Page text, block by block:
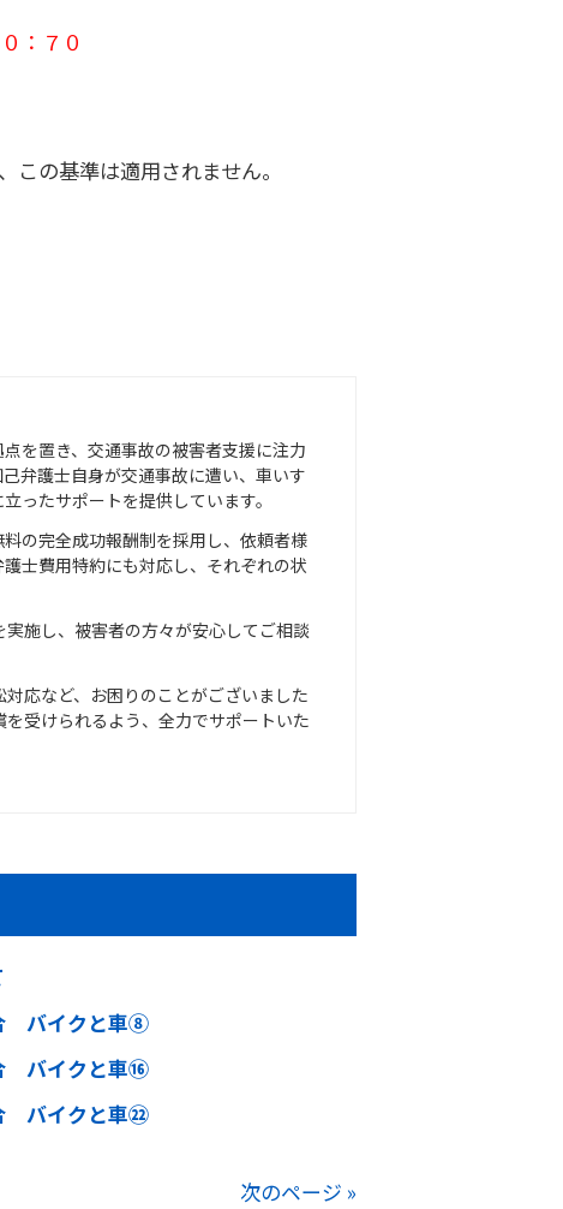
：７０
の基準は適用されません。
を置き、交通事故の被害者支援に注力
弁護士自身が交通事故に遭い、車いす
ったサポートを提供しています。
の完全成功報酬制を採用し、依頼者様
士費用特約にも対応し、それぞれの状
施し、被害者の方々が安心してご相談
応など、お困りのことがございました
受けられるよう、全力でサポートいた
バイクと車⑧
バイクと車⑯
バイクと車㉒
次のページ »